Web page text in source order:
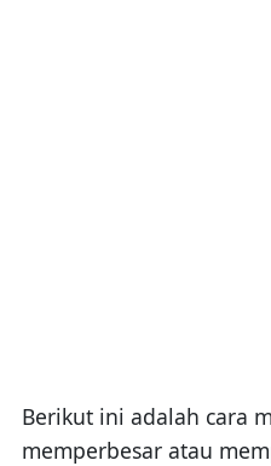
Berikut ini adalah cara
memperbesar atau